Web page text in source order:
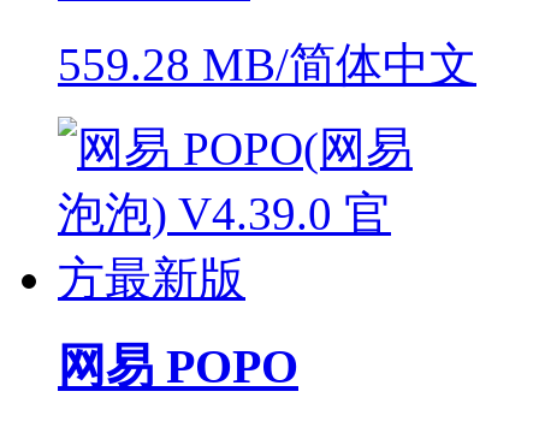
559.28 MB/简体中文
网易 POPO